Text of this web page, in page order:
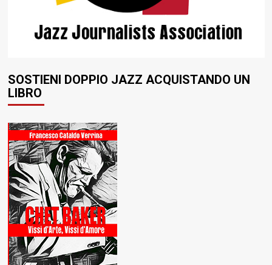
SOSTIENI DOPPIO JAZZ ACQUISTANDO UN
LIBRO